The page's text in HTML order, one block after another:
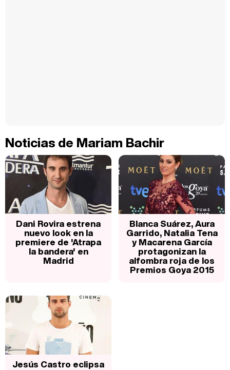
Noticias de Mariam Bachir
Dani Rovira estrena
nuevo look en la
premiere de 'Atrapa
la bandera' en
Madrid
Blanca Suárez, Aura
Garrido, Natalia Tena
y Macarena García
protagonizan la
alfombra roja de los
Premios Goya 2015
Jesús Castro eclipsa